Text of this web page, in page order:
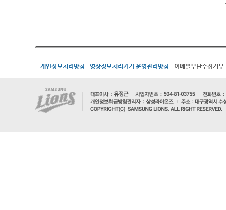
개인정보처리방침 영상정보처리기기 운영관리방침 이메일무단수집거부